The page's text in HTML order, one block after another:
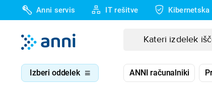
Anni servis IT rešitve
Izberi oddelek ANNI računalniki